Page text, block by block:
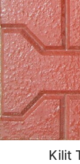
Kilit